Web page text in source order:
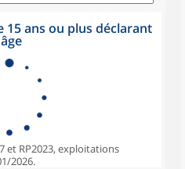
15 ans ou plus déclarant
et RP2023, exploitations
2026.